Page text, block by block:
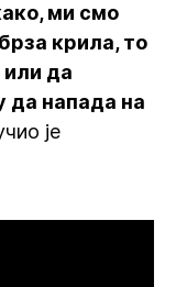
ми смо
крила, то
да
да напада на
је